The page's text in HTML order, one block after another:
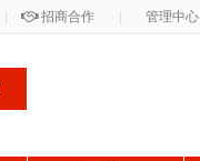
招商合作 管理中心